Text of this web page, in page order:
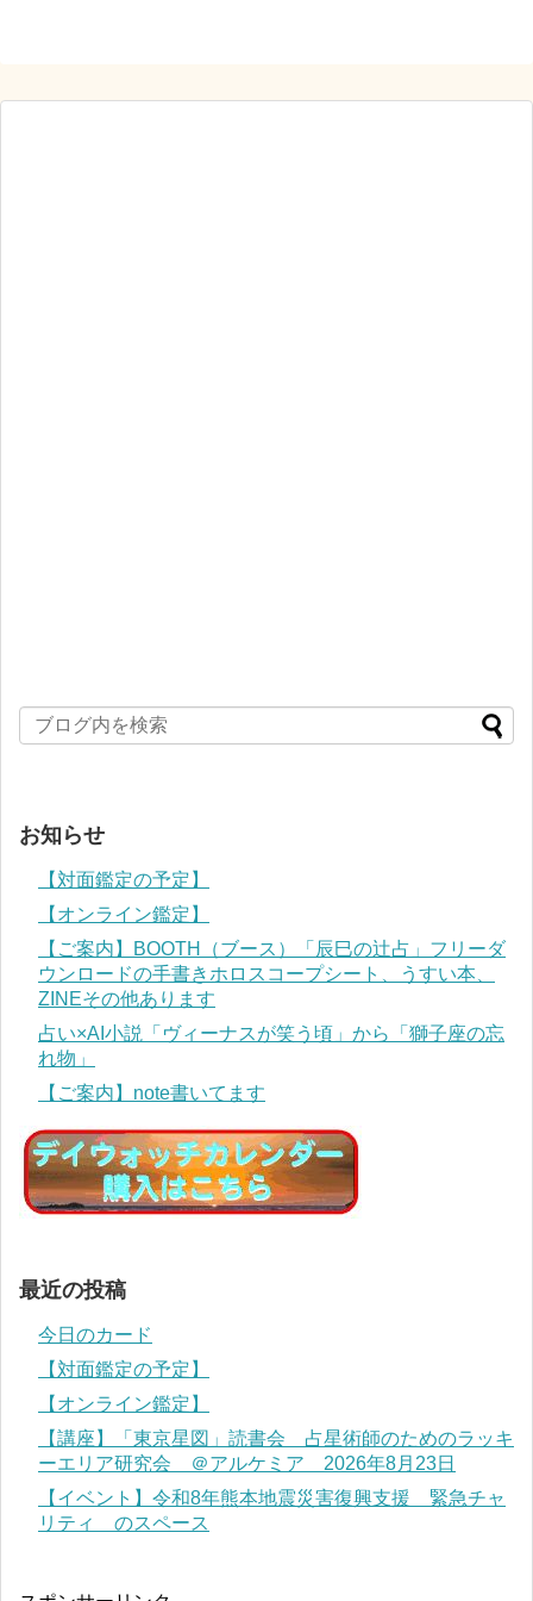
お知らせ
【対面鑑定の予定】
【オンライン鑑定】
【ご案内】BOOTH（ブース）「辰巳の辻占」フリーダ
ウンロードの手書きホロスコープシート、うすい本、
ZINEその他あります
占い×AI小説「ヴィーナスが笑う頃」から「獅子座の忘
れ物」
【ご案内】note書いてます
最近の投稿
今日のカード
【対面鑑定の予定】
【オンライン鑑定】
【講座】「東京星図」読書会 占星術師のためのラッキ
ーエリア研究会 ＠アルケミア 2026年8月23日
【イベント】令和8年熊本地震災害復興支援 緊急チャ
リティ のスペース